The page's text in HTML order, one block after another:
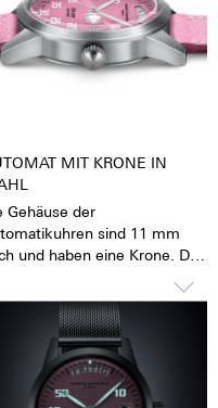
MIT KRONE IN
Gehäuse der
sind 11 mm
und haben eine Krone. Die
drehen, damit das
der Uhr mit großer
möglich ist. Die
beträgt 5
Das bedeutet, die Uhren